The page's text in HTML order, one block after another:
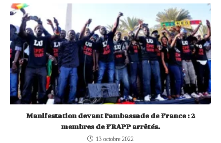
Manifestation devant l’ambassade de France : 2
membres de FRAPP arrêtés.
13 octobre 2022